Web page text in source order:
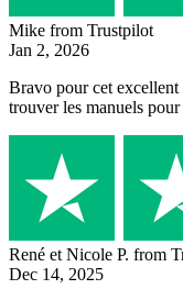
Mike from Trustpilot
Jan 2, 2026
Bravo pour cet
trouver les manuels
René et Nicole P. from
Dec 14, 2025